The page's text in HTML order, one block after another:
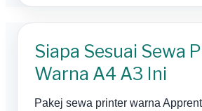
Siapa Sesuai Sewa
Warna A4 A3 Ini
Pakej sewa printer warna